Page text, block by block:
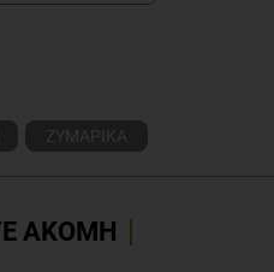
ΖΥΜΑΡΙΚΑ
ΑΚΟΜΗ